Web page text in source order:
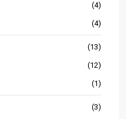
(4)
(4)
(13)
(12)
(1)
(3)